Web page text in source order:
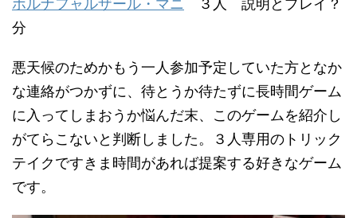
分
悪天候のためかもう一人参加予定していた方となか
な連絡がつかずに、待とうか待たずに長時間ゲーム
に入ってしまおうか悩んだ末、このゲームを紹介し
がてらこないと判断しました。３人専用のトリック
テイクですきま時間があれば提案する好きなゲーム
です。